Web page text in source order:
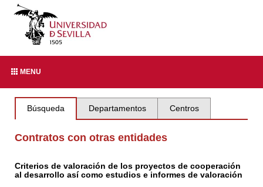
MENU
Búsqueda Departamentos Centros
Contratos con otras entidades
Criterios de valoración de los proyectos de cooperación
al desarrollo así como estudios e informes de valoración